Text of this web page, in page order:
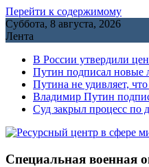
Перейти к содержимому
Суббота, 8 августа, 2026
Лента
В России утвердили
Путин подписал новые
Путина не удивляет,
Владимир Путин
Cуд закрыл процесс по
Специальная военная